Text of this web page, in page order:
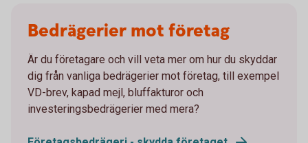
Bedrägerier mot företag
Är du företagare och vill veta mer om hur du skyddar
dig från vanliga bedrägerier mot företag, till exempel
VD-brev, kapad mejl, bluffakturor och
investeringsbedrägerier med mera?